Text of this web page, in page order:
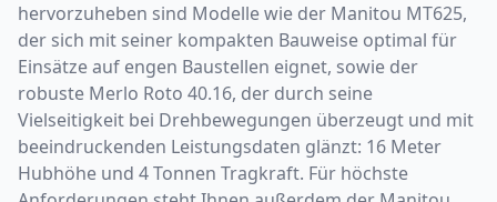
hervorzuheben sind Modelle wie der Manitou MT625,
der sich mit seiner kompakten Bauweise optimal für
Einsätze auf engen Baustellen eignet, sowie der
robuste Merlo Roto 40.16, der durch seine
Vielseitigkeit bei Drehbewegungen überzeugt und mit
beeindruckenden Leistungsdaten glänzt: 16 Meter
Hubhöhe und 4 Tonnen Tragkraft. Für höchste